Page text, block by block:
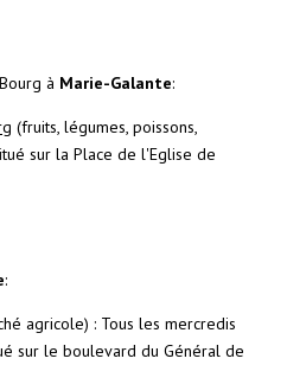
à Marie-Galante:
(fruits, légumes, poissons,
sur la Place de l'Eglise de
:
agricole) : Tous les mercredis
sur le boulevard du Général de